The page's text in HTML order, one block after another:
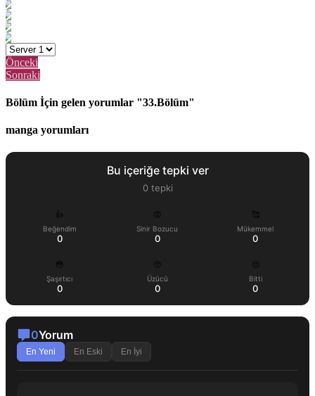
Önceki
Sonraki
Bölüm İçin gelen yorumlar "33.Bölüm"
manga yorumları
Bu içeriğe tepki ver
0tepki
👍
Beğendim
0
😡
Sinir Bozucu
0
🥰
Mükemmel
0
😳
Şaşırtıcı
0
Üzücü
0
😔
Bitti
0
0Yorum
En Yeni En Eski En İyi